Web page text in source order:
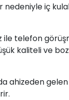
iç
ile telefon
kaliteli ve
ahizeden